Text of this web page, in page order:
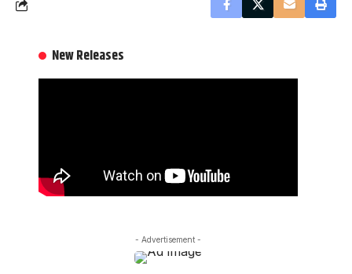
New Releases
- Advertisement -